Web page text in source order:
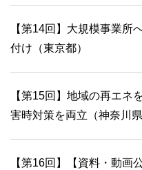
【第14回】大規模事業所
付け（東京都）
【第15回】地域の再エネ
害時対策を両立（神奈川県
【第16回】【資料・動画